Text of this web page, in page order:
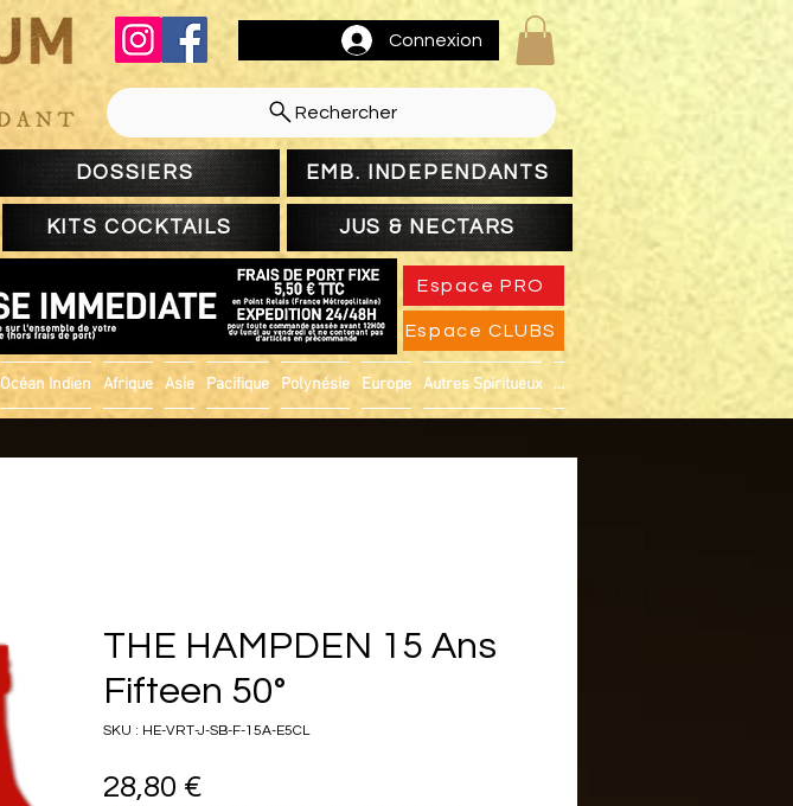
Connexion
Rechercher
DOSSIERS EMB. INDEPENDANTS
KITS COCKTAILS JUS & NECTARS
Espace PRO
Espace CLUBS
Océan Indien Afrique Asie Pacifique Polynésie Europe Autres Spiritueux ...
THE HAMPDEN 15 Ans
Fifteen 50°
SKU : HE-VRT-J-SB-F-15A-E5CL
28,80 €